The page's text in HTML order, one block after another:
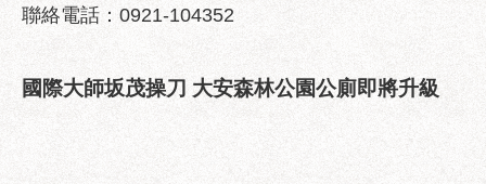
公
開
優
良
事
聯絡電話：0921-104352
國際大師坂茂操刀 大安森林公園公廁即將升級